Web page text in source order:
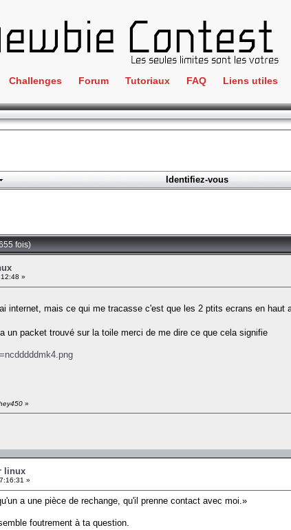
Challenges
Crackme
ClientSide
Forensics
Programmation
Wargame
Tous les challenges
Forum Tutoriaux FAQ Liens utiles
IRC
Newbie
Goodies
Identifiez-vous
fois)
»
internet, mais ce qui me tracasse c'est que les 2 ptits ecrans en haut
un packet trouvé sur la toile merci de me dire ce que cela signifie
»
linux
»
a une pièce de rechange, qu'il prenne contact avec moi.»
foutrement à ta question.